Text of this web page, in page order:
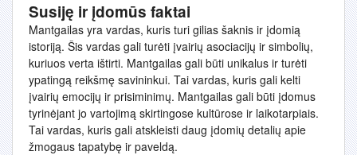
Susiję ir įdomūs faktai
Mantgailas yra vardas, kuris turi gilias šaknis ir įdomią
istoriją. Šis vardas gali turėti įvairių asociacijų ir simbolių,
kuriuos verta ištirti. Mantgailas gali būti unikalus ir turėti
ypatingą reikšmę savininkui. Tai vardas, kuris gali kelti
įvairių emocijų ir prisiminimų. Mantgailas gali būti įdomus
tyrinėjant jo vartojimą skirtingose kultūrose ir laikotarpiais.
Tai vardas, kuris gali atskleisti daug įdomių detalių apie
žmogaus tapatybę ir paveldą.